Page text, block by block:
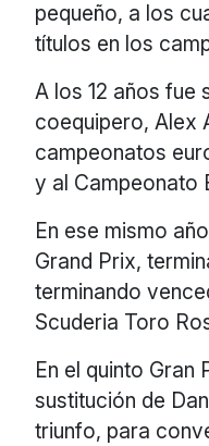
pequeño, a los
títulos en los
A los 12 años fue
coequipero, Alex
campeonatos
y al Campeonato
En ese mismo
Grand Prix,
terminando
Scuderia Toro
En el quinto Gran
sustitución de
triunfo, para